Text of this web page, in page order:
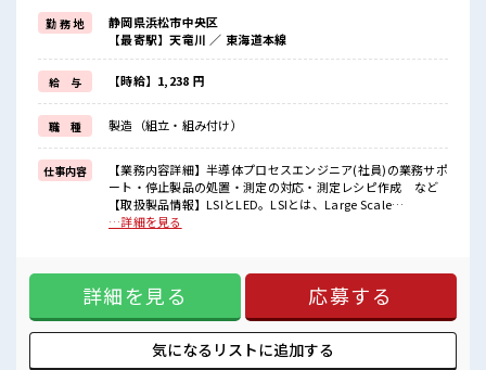
派手過ぎなければ髪型や髪色自由♪
(規定有)≪ラクラク制服アリ≫
制服があるので、
毎日の服装の悩み解消♪
≪未経験でも活躍できる≫
新しいことにチャレンジするのは不安だけど、
しっかり働く環境が整っています！
イチからスキルUP・ステップUP目指していきましょう！
≪様々なお仕事をご提案≫
一人で悩まず気軽に相談できる、
派遣のお仕事です！
■職場の雰囲気
残業は少なめ！
たまに残業するくらいなら…という方、
応募お待ちしております！
高収入もバッチリ目指せますよ！
勤 務 地
静岡県浜松市中央区
【最寄駅】天竜川 ／ 東海道本線
給 与 【時給】1,238 円
職 種 製造（組立・組み付け）
仕事内容
【業務内容詳細】半導体プロセスエンジニア(社員)の業務サポ
ート・停止製品の処置・測定の対応・測定レシピ作成 など
【取扱製品情報】LSIとLED。LSIとは、Large Scale
Integrated circuits(大規模集積回路)の略。CPUやメモリ、そ
ている。LEDとは、Light Emitting Diode(発光ダイオード)の
略。電圧をかけると発光するのがダイオード。 ■お仕事PR ≪
自分の時間も大切≫ 残業はほとんどナシ！ 場合によってはお
願いすることもあります♪ ≪モチベーションもUP≫ 派手過ぎ
なければ髪型や髪色自由♪ (規定有)≪ラクラク制服アリ≫ 制
服があるので、 毎日の服装の悩み解消♪ ≪未経験でも活躍で
…詳細を見る
詳細を見る 応募する
気になるリストに追加する